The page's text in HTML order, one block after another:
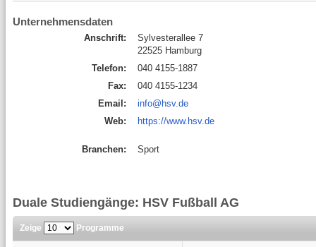
Unternehmensdaten
Anschrift:
Sylvesterallee 7
22525 Hamburg
Telefon:
040 4155-1887
Fax:
040 4155-1234
Email:
info@hsv.de
Web:
https://www.hsv.de
Branchen: Sport
Duale Studiengänge: HSV Fußball AG
Zeige Programme